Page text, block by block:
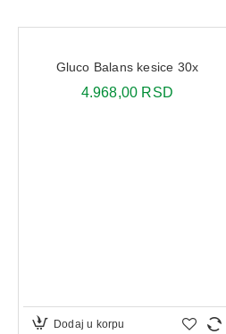
Gluco Balans kesice 30x
4.968,00 RSD
Dodaj u korpu